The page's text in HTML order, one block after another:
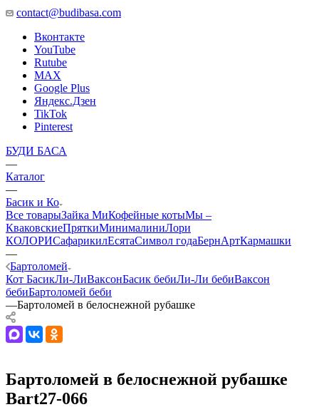
contact@budibasa.com
Вконтакте
YouTube
Rutube
MAX
Google Plus
Яндекс.Дзен
TikTok
Pinterest
БУДИ БАСА
—
Каталог
—
Басик и Ко
Все товарыЗайка МиКофейные котыМы –
КваковскиеПряткиМинималиниЛори
КОЛОРИСафарикилЕсятаСимвол годаБернАртКармашки
—
Бартоломей
Кот БасикЛи-ЛиВаксонБасик бебиЛи-Ли бебиВаксон
бебиБартоломей беби
—Бартоломей в белоснежной рубашке
Бартоломей в белоснежной рубашке
Bart27-066